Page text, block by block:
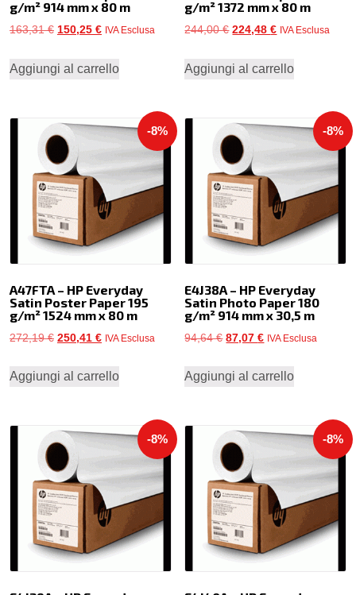
g/m² 914 mm x 80 m
163,31€ Il
originale
150,25 €Il
attuale
150,25 €.
IVA Esclusa
Aggiungi al carrello
g/m² 1372 mm x 80 m
244,00€ Il
originale
224,48€Il
attuale
224,48 €.
IVA Esclusa
Aggiungi al carrello
-8%
A47FTA – HP Everyday
Satin Poster Paper 195
g/m² 1524 mm x 80 m
272,19€ Il
originale
250,41 €Il
attuale
250,41 €.
IVA Esclusa
Aggiungi al carrello
-8%
E4J38A – HP Everyday
Satin Photo Paper 180
g/m² 914 mm x 30,5 m
94,64€ Il
originale
87,07€Il
attuale
IVA Esclusa
Aggiungi al carrello
-8% -8%